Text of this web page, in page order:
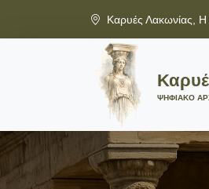
Καρυές Λακωνίας,
ΨΗΦΙΑΚΟ